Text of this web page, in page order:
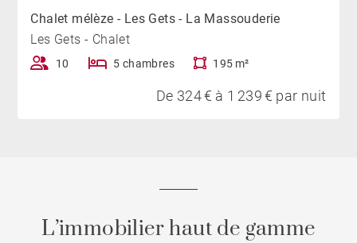
Chalet mélèze - Les Gets - La Massouderie
Les Gets - Chalet
10 5 chambres 195 m²
De 324 € à 1 239 € par nuit
L’immobilier haut de gamme